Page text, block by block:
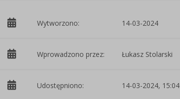
Wytworzono: 14-03-2024
Wprowadzono przez: Łukasz Stolarski
Udostępniono: 14-03-2024, 15:04